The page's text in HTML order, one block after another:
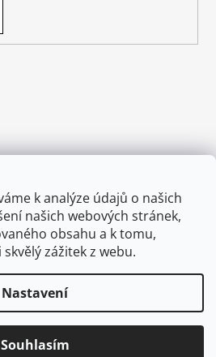
k analýze údajů o našich
našich webových stránek,
obsahu a k tomu,
zážitek z webu.
Nastavení
Souhlasím
Instagramu
Shoptet